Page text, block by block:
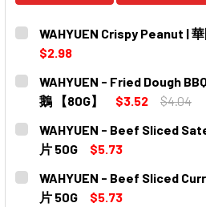
WAHYUEN Crispy Peanut |
$2.98
CURRENT
STOCK:
QUANTITY:
WAHYUEN - Fried Dough
鵝 【80G】
$3.52
$4.04
CURRENT
STOCK:
QUANTITY:
DECREASE QUANTITY OF
INCREASE
WAHYUEN - Beef Sliced
片 50G
$5.73
CURRENT
STOCK:
QUANTITY:
DECREASE QUANTITY OF
INCREASE
WAHYUEN - Beef Sliced
片 50G
$5.73